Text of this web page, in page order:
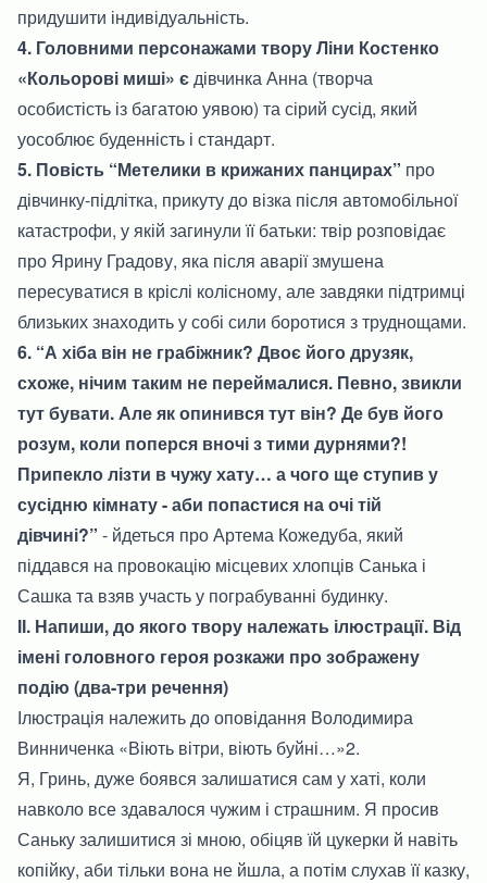
придушити індивідуальність.
4. Головними персонажами твору Ліни Костенко
«Кольорові миші» єдівчинка Анна (творча
особистість із багатою уявою) та сірий сусід, який
уособлює буденність і стандарт.
5. Повість “Метелики в крижаних панцирах” про
дівчинку-підлітка, прикуту до візка після автомобільної
катастрофи, у якій загинули її батьки: твір розповідає
про Ярину Градову, яка після аварії змушена
пересуватися в кріслі колісному, але завдяки підтримці
близьких знаходить у собі сили боротися з труднощами.
6. “А хіба він не грабіжник? Двоє його друзяк,
схоже, нічим таким не переймалися. Певно, звикли
тут бувати. Але як опинився тут він? Де був його
розум, коли поперся вночі з тими дурнями?!
Припекло лізти в чужу хату… а чого ще ступив у
сусідню кімнату - аби попастися на очі тій
дівчині?” - йдеться про Артема Кожедуба, який
піддався на провокацію місцевих хлопців Санька і
Сашка та взяв участь у пограбуванні будинку.
ІІ. Напиши, до якого твору належать ілюстрації. Від
імені головного героя розкажи про зображену
подію (два-три речення)
Ілюстрація належить до оповідання Володимира
Винниченка «Віють вітри, віють буйні…»2.
Я, Гринь, дуже боявся залишатися сам у хаті, коли
навколо все здавалося чужим і страшним. Я просив
Саньку залишитися зі мною, обіцяв їй цукерки й навіть
копійку, аби тільки вона не йшла, а потім слухав її казку,